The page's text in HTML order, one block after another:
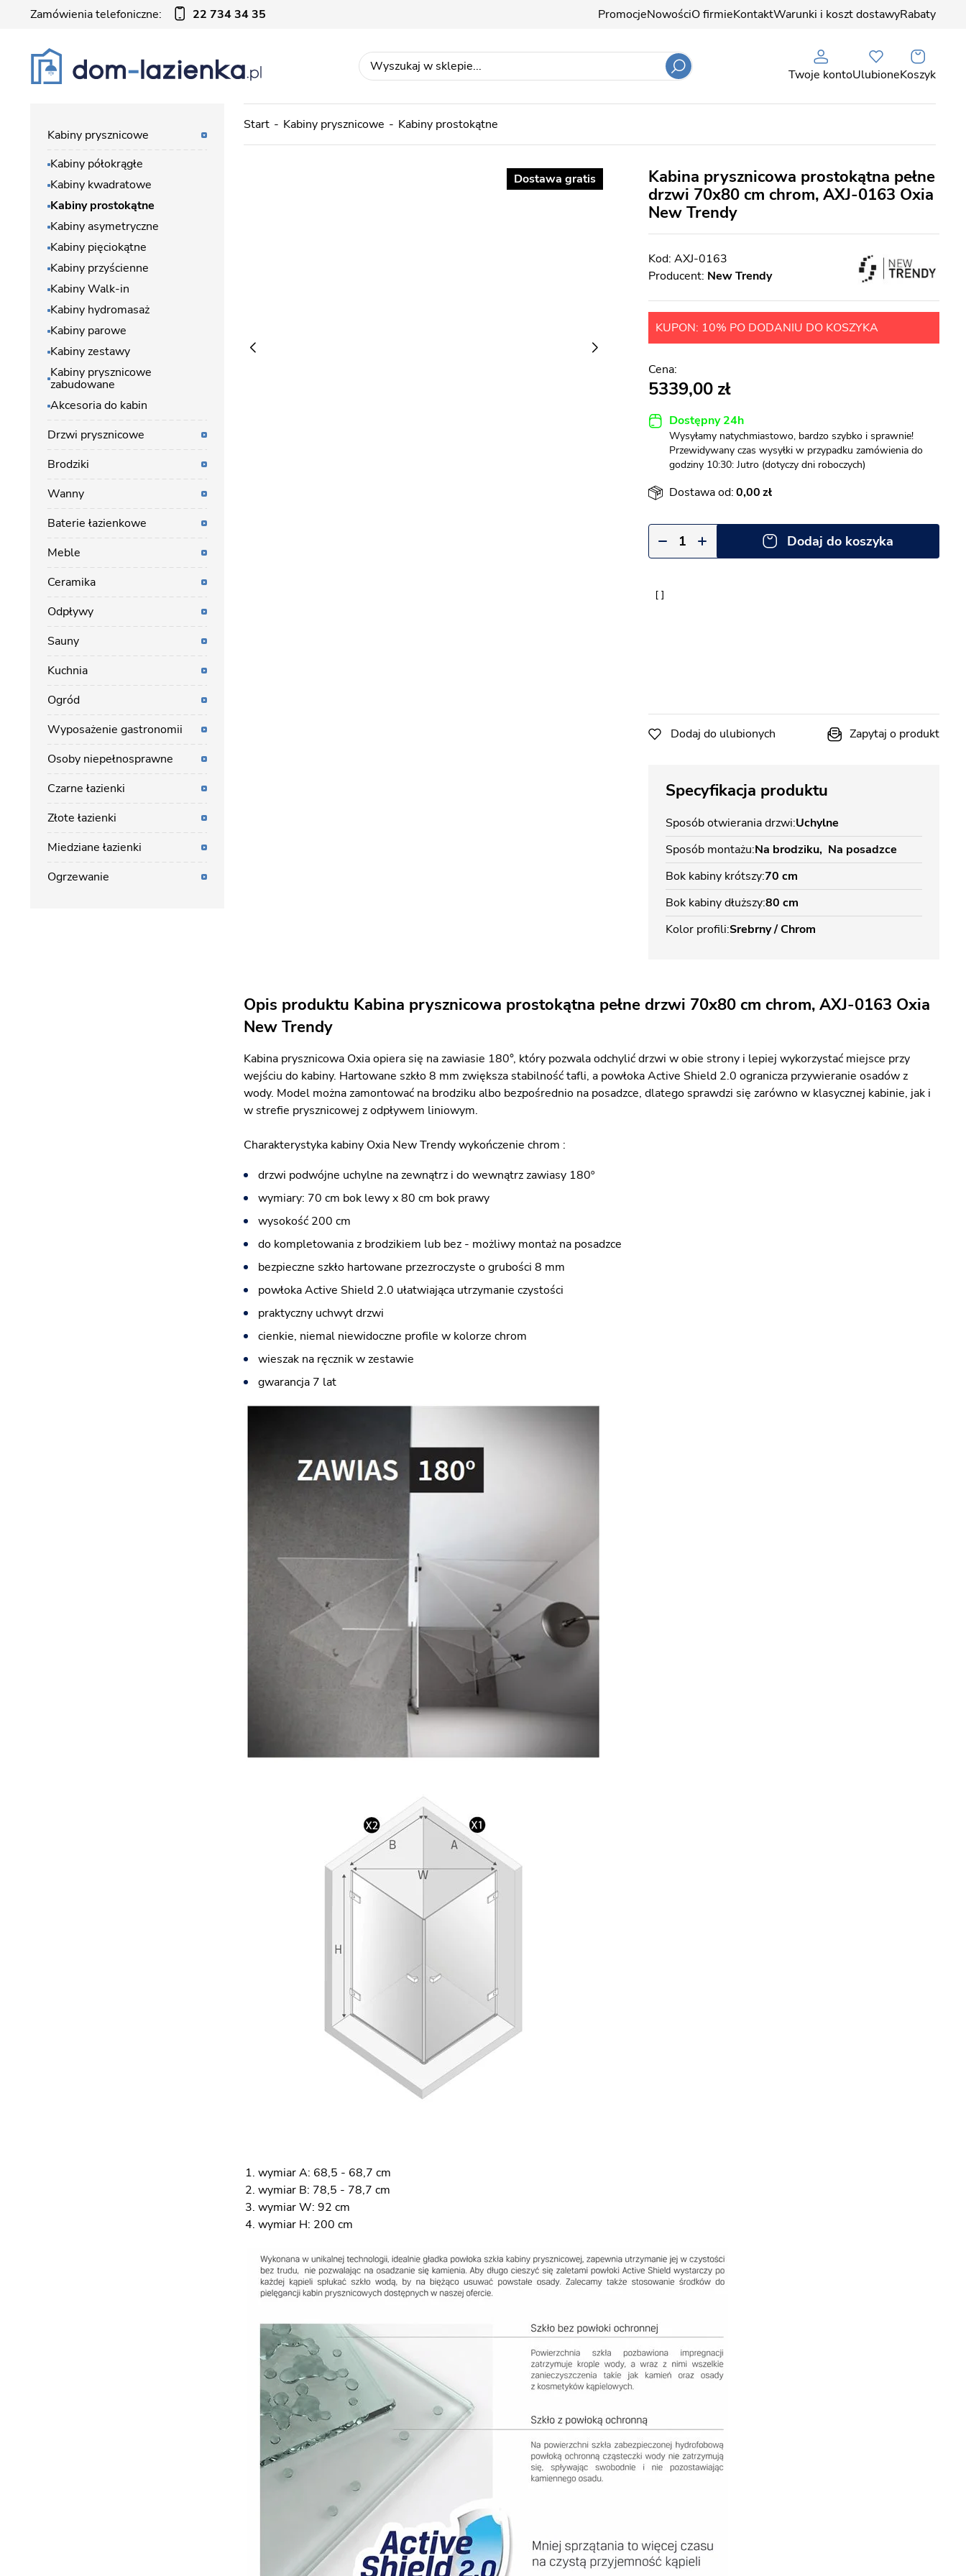
Zamówienia telefoniczne: 22 734 34 35 PromocjeNowościO firmieKontaktWarunki i koszt dostawyRabaty
Twoje kontoUlubioneKoszyk
Start Kabiny prysznicowe Kabiny prostokątne
Dostawa gratis
Kabina prysznicowa prostokątna pełne
drzwi 70x80 cm chrom, AXJ-0163 Oxia
New Trendy
AXJ-0163
Producent: New Trendy
KUPON: 10% PO DODANIU DO KOSZYKA
5339,00
Dostępny 24h
Wysyłamy natychmiastowo, bardzo szybko i sprawnie!
Przewidywany czas wysyłki w przypadku zamówienia do
godziny 10:30: Jutro (dotyczy dni roboczych)
Dostawa od:0,00
Dodaj do koszyka
Dodaj do ulubionych Zapytaj o produkt
Specyfikacja produktu
Sposób otwierania drzwi Uchylne
Sposób montażu Na brodziku Na posadzce
Bok kabiny krótszy70 cm
Bok kabiny dłuższy80 cm
Kolor profili Srebrny / Chrom
Opis produktu Kabina prysznicowa prostokątna pełne drzwi 70x80 cm chrom, AXJ-0163 Oxia
New Trendy
Kabina prysznicowa Oxia opiera się na zawiasie 180°, który pozwala odchylić drzwi w obie strony i lepiej wykorzystać miejsce przy
wejściu do kabiny. Hartowane szkło 8 mm zwiększa stabilność tafli, a powłoka Active Shield 2.0 ogranicza przywieranie osadów z
wody. Model można zamontować na brodziku albo bezpośrednio na posadzce, dlatego sprawdzi się zarówno w klasycznej kabinie, jak i
w strefie prysznicowej z odpływem liniowym.
Charakterystyka kabiny Oxia New Trendy wykończenie chrom :
drzwi podwójne uchylne na zewnątrz i do wewnątrz zawiasy 180º
wymiary: 70 cm bok lewy x 80 cm bok prawy
wysokość 200 cm
do kompletowania z brodzikiem lub bez - możliwy montaż na posadzce
bezpieczne szkło hartowane przezroczyste o grubości 8 mm
powłoka Active Shield 2.0 ułatwiająca utrzymanie czystości
praktyczny uchwyt drzwi
cienkie, niemal niewidoczne profile w kolorze chrom
wieszak na ręcznik w zestawie
gwarancja 7 lat
wymiar A: 68,5 - 68,7 cm
wymiar B: 78,5 - 78,7 cm
wymiar W: 92 cm
wymiar H: 200 cm
Kabiny prysznicowe
Kabiny półokrągłe
Kabiny kwadratowe
Kabiny prostokątne
Kabiny asymetryczne
Kabiny pięciokątne
Kabiny przyścienne
Kabiny Walk-in
Kabiny hydromasaż
Kabiny parowe
Kabiny zestawy
Kabiny prysznicowe
zabudowane
Akcesoria do kabin
Drzwi prysznicowe
Brodziki
Wanny
Baterie łazienkowe
Meble
Ceramika
Odpływy
Sauny
Kuchnia
Ogród
Wyposażenie gastronomii
Osoby niepełnosprawne
Czarne łazienki
Złote łazienki
Miedziane łazienki
Ogrzewanie